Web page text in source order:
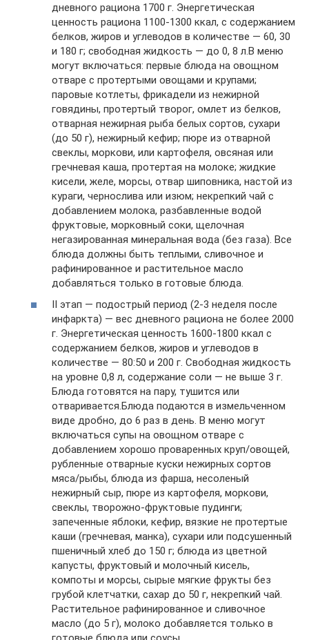
дневного рациона 1700 г. Энергетическая
ценность рациона 1100-1300 ккал, с содержанием
белков, жиров и углеводов в количестве — 60, 30
и 180 г; свободная жидкость — до 0, 8 л.В меню
могут включаться: первые блюда на овощном
отваре с протертыми овощами и крупами;
паровые котлеты, фрикадели из нежирной
говядины, протертый творог, омлет из белков,
отварная нежирная рыба белых сортов, сухари
(до 50 г), нежирный кефир; пюре из отварной
свеклы, моркови, или картофеля, овсяная или
гречневая каша, протертая на молоке; жидкие
кисели, желе, морсы, отвар шиповника, настой из
кураги, чернослива или изюм; некрепкий чай с
добавлением молока, разбавленные водой
фруктовые, морковный соки, щелочная
негазированная минеральная вода (без газа). Все
блюда должны быть теплыми, сливочное и
рафинированное и растительное масло
добавляться только в готовые блюда.
II этап — подострый период (2-3 неделя после
инфаркта) — вес дневного рациона не более 2000
г. Энергетическая ценность 1600-1800 ккал с
содержанием белков, жиров и углеводов в
количестве — 80:50 и 200 г. Свободная жидкость
на уровне 0,8 л, содержание соли — не выше 3 г.
Блюда готовятся на пару, тушится или
отваривается.Блюда подаются в измельченном
виде дробно, до 6 раз в день. В меню могут
включаться супы на овощном отваре с
добавлением хорошо проваренных круп/овощей,
рубленные отварные куски нежирных сортов
мяса/рыбы, блюда из фарша, несоленый
нежирный сыр, пюре из картофеля, моркови,
свеклы, творожно-фруктовые пудинги;
запеченные яблоки, кефир, вязкие не протертые
каши (гречневая, манка), сухари или подсушенный
пшеничный хлеб до 150 г; блюда из цветной
капусты, фруктовый и молочный кисель,
компоты и морсы, сырые мягкие фрукты без
грубой клетчатки, сахар до 50 г, некрепкий чай.
Растительное рафинированное и сливочное
масло (до 5 г), молоко добавляется только в